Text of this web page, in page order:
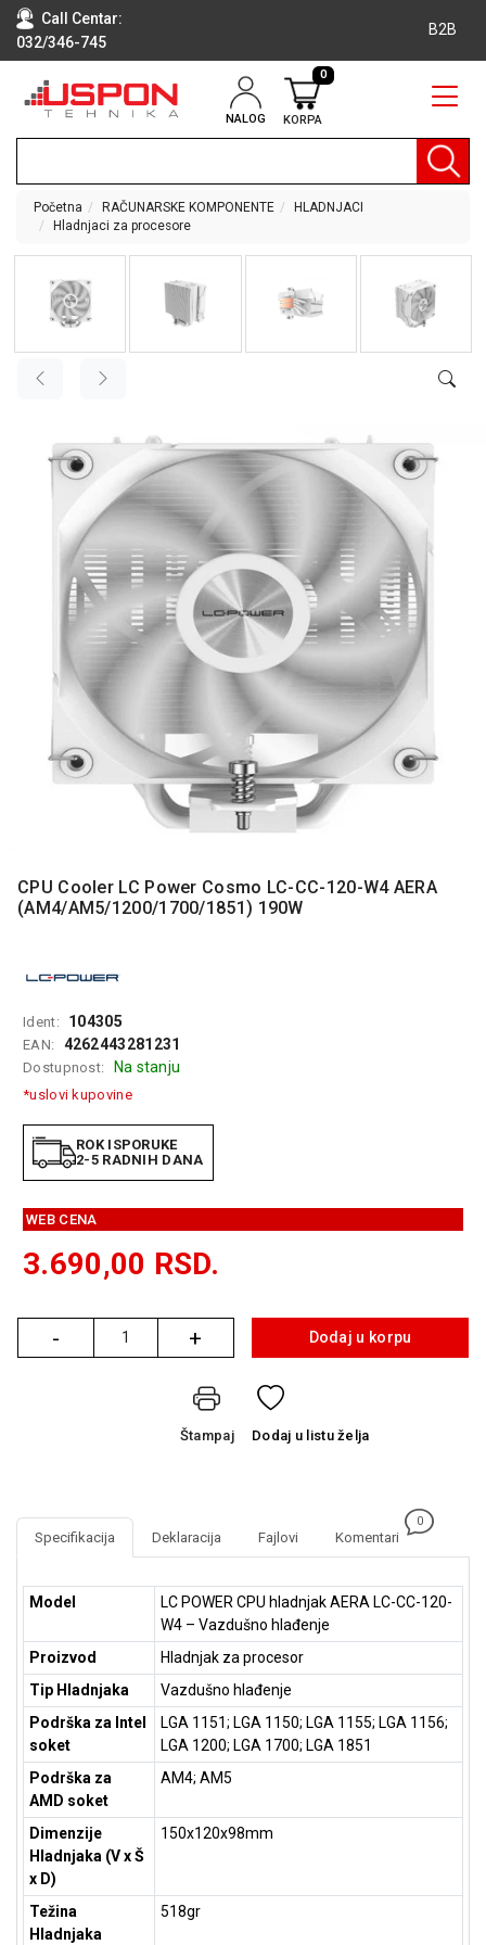
Call Centar:
032/346-745
B2B
NALOG KORPA
0
RAČUNARI
TEHNIKA
KLIME I
DODATNA
RAČUNARI
DODATNA
OPREMA
MOBILNI I
APARATI
KOMPONENTE
ZAŠTITA
SOLARNI
MREŽNA
OPREMA
ŠTAMPAČI,
SKENERI I
FOTOKOPIRI
FOTOAPARATI
I KAMERE
KABLOVI I
KANCELARIJSKI
MATERIJAL
SVE
ZA
KUĆU
ŠKOLSKI
PRIBOR
BICIKLE
Početna RAČUNARSKE KOMPONENTE
HLADNJACI
Hladnjaci za procesore
CPU Cooler LC Power Cosmo LC-CC-120-W4 AERA
(AM4/AM5/1200/1700/1851) 190W
Ident: 104305
EAN: 4262443281231
Dostupnost: Na stanju
*uslovi kupovine
ROK ISPORUKE
2-5 RADNIH DANA
WEB CENA
3.690,00 RSD.
-
Količina + Dodaj u korpu
Štampaj Dodaj u listu želja
Specifikacija Deklaracija Fajlovi Komentari
0
Model
LC POWER CPU hladnjak AERA LC-CC-120-
W4 – Vazdušno hlađenje
Proizvod
Hladnjak za procesor
Tip Hladnjaka
Vazdušno hlađenje
Podrška za Intel
soket
LGA 1151; LGA 1150; LGA 1155; LGA 1156;
LGA 1200; LGA 1700; LGA 1851
Podrška za
AMD soket
AM4; AM5
Dimenzije
Hladnjaka (V x Š
x D)
150x120x98mm
Težina
Hladnjaka
518gr